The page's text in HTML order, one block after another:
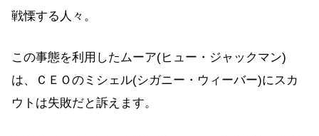
戦慄する人々。
この事態を利用したムーア(ヒュー・ジャックマン)
は、ＣＥＯのミシェル(シガニー・ウィーバー)にスカ
ウトは失敗だと訴えます。